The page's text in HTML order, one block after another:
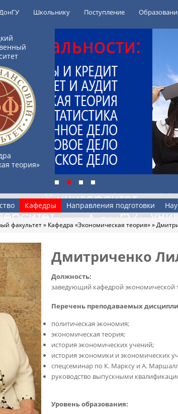
Школьнику Поступление
теория»
Кафедры Направления подготовки
факультет» Кафедра «Экономическая теория»»
Дмитриченко
Должность:
заведующий кафедрой экономической
Перечень преподаваемых
политическая экономия;
экономическая теория;
история экономических учений;
история экономики и экономических
спецсеминар по К. Марксу и А.
руководство выпускными
Уровень образования: